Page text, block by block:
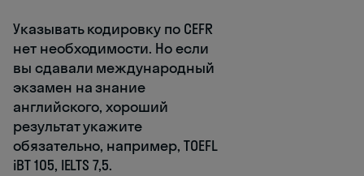
Указывать кодировку по CEFR
нет необходимости. Но если
вы сдавали международный
экзамен на знание
английского, хороший
результат укажите
обязательно, например, TOEFL
iBT 105, IELTS 7,5.